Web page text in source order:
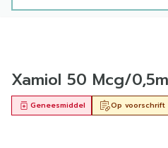
Xamiol 50 Mcg/
Op voorschrift
Geneesmiddel